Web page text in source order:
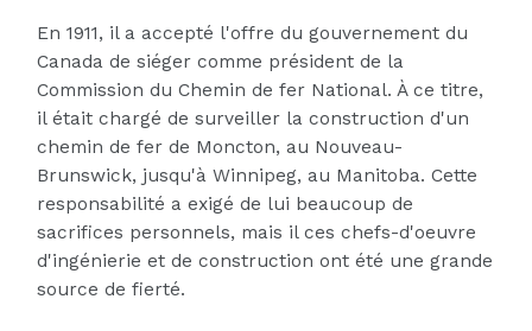
En 1911, il a accepté l'offre du gouvernement du
Canada de siéger comme président de la
Commission du Chemin de fer National. À ce titre,
il était chargé de surveiller la construction d'un
chemin de fer de Moncton, au Nouveau-
Brunswick, jusqu'à Winnipeg, au Manitoba. Cette
responsabilité a exigé de lui beaucoup de
sacrifices personnels, mais il ces chefs-d'oeuvre
d'ingénierie et de construction ont été une grande
source de fierté.